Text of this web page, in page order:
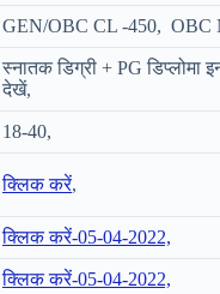
GEN/OBC CL -450, OBC
स्नातक डिग्री + PG डिप्लोमा
देखें,
18-40,
क्लिक करें,
क्लिक करें-05-04-2022,
क्लिक करें-05-04-2022,